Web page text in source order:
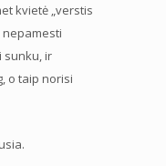
kvietė „verstis
nepamesti
sunku, ir
o taip norisi